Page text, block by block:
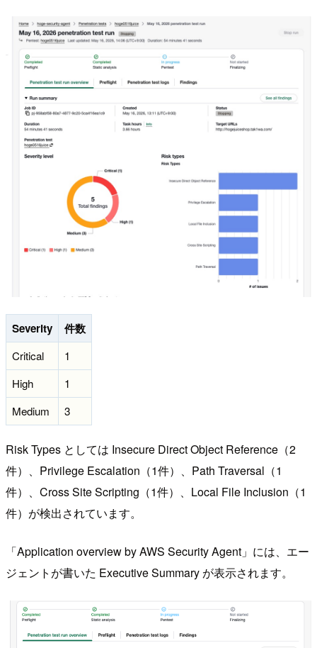
Severity 件数
Critical
1
High
1
Medium
3
Risk Types としては Insecure Direct Object Reference（2
件）、Privilege Escalation（1件）、Path Traversal（1
件）、Cross Site Scripting（1件）、Local File Inclusion（1
件）が検出されています。
「Application overview by AWS Security Agent」には、エー
ジェントが書いた Executive Summary が表示されます。